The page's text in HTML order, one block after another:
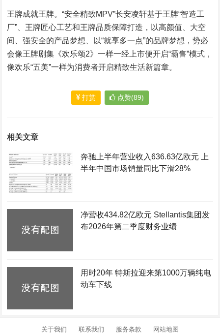
王牌成就王牌。“安全精致MPV”长安凌轩基于王牌“智造工
厂”、王牌匠心工艺和王牌品质保障打造，以高颜值、大空
间、强安全的产品梦想、以“就享多一点”的品牌梦想，势必
会像王牌剧集《欢乐颂2》一样一经上市便开启“霸售”模式，
像欢乐“五美”一样为消费者开启精致生活新篇章。
打赏 点赞(89)
相关文章
奔驰上半年营业收入636.63亿欧元 上
半年中国市场销量同比下滑28%
净营收434.82亿欧元 Stellantis集团发
布2026年第二季度财务业绩
用时20年 特斯拉迎来第1000万辆纯电
动车下线
关于我们 联系我们 服务条款 网站地图